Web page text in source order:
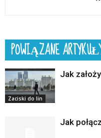
POWIĄZANE
Zaciski do lin
Jak
Jak